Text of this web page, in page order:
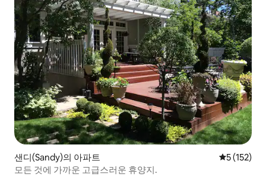
샌디(Sandy)의 아파트 평점 5점(5
5 (152)
모든 것에 가까운 고급스러운 휴양지.